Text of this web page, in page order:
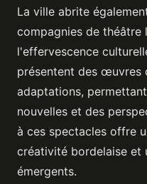
La ville abrite
compagnies de théâtre
l'effervescence
présentent des œuvres
adaptations,
nouvelles et des
à ces spectacles offre
créativité bordelaise et
émergents.